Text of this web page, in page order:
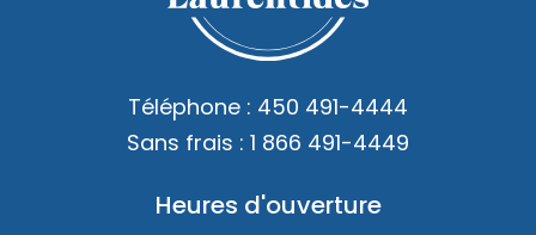
Téléphone : 450 491-4444
Sans frais : 1 866 491-4449
Heures d'ouverture